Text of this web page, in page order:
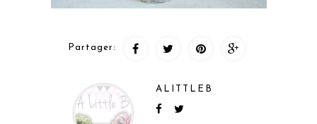
Partager:
ALITTLEB